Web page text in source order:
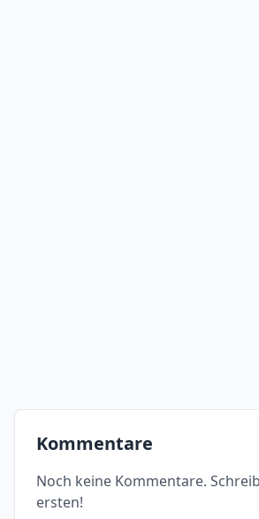
Kommentare
Noch keine Kommentare.
ersten!